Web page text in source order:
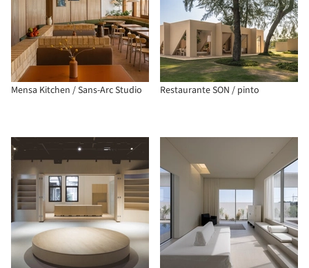
Mensa Kitchen / Sans-Arc Studio Restaurante SON / pinto